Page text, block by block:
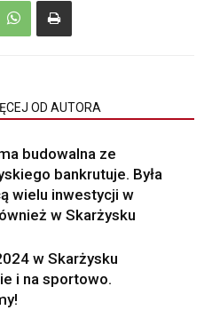
OD AUTORA
budowalna ze
bankrutuje. Była
wielu inwestycji w
w Skarżysku
w Skarżysku
i na sportowo.